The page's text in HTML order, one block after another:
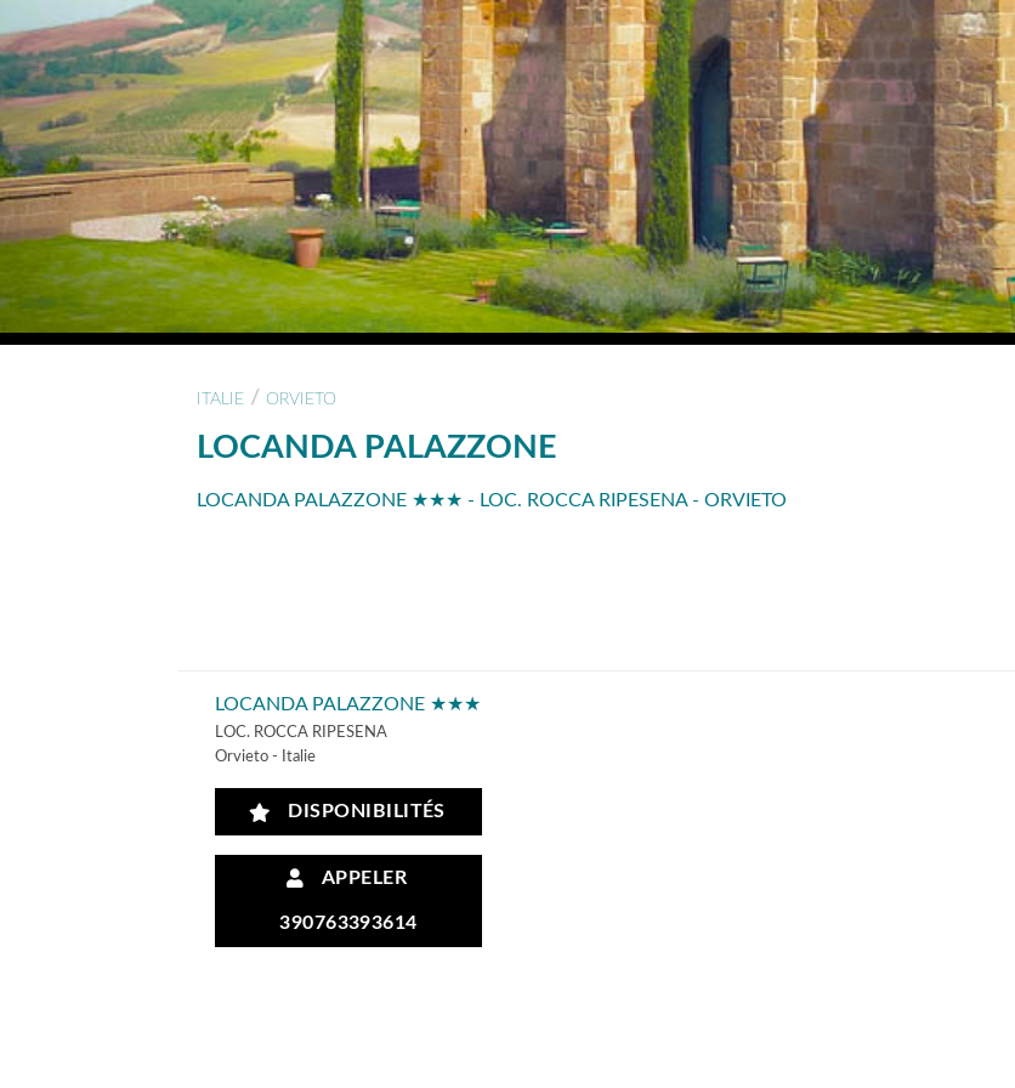
ITALIE / ORVIETO
LOCANDA PALAZZONE
LOCANDA PALAZZONE ★★★ - LOC. ROCCA RIPESENA - ORVIETO
LOCANDA PALAZZONE ★★★
LOC. ROCCA RIPESENA
Orvieto - Italie
DISPONIBILITÉS
APPELER
390763393614